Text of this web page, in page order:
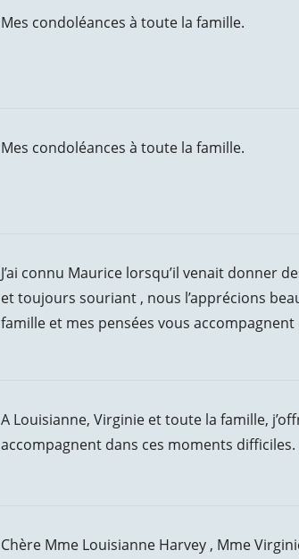
Mes condoléances à toute la famille.
Mes condoléances à toute la famille.
J’ai connu Maurice lorsqu’il venait donner
et toujours souriant , nous l’apprécions
famille et mes pensées vous
A Louisianne, Virginie et toute la famille,
accompagnent dans ces moments difficiles.
Chère Mme Louisianne Harvey , Mme